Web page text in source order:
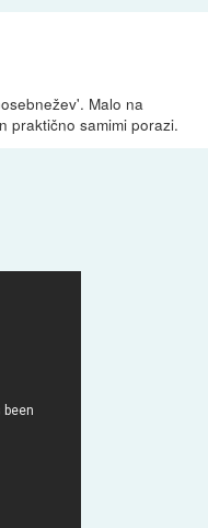
Malo na
praktično samimi porazi.